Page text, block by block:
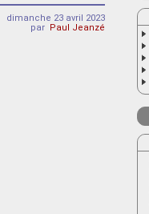
dimanche 23 avril 2023
par Paul Jeanzé